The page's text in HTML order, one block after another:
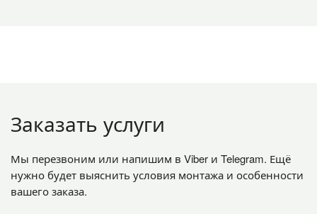
Заказать услуги
Мы перезвоним или напишим в Viber и Telegram. Ещё
нужно будет выяснить условия монтажа и особенности
вашего заказа.